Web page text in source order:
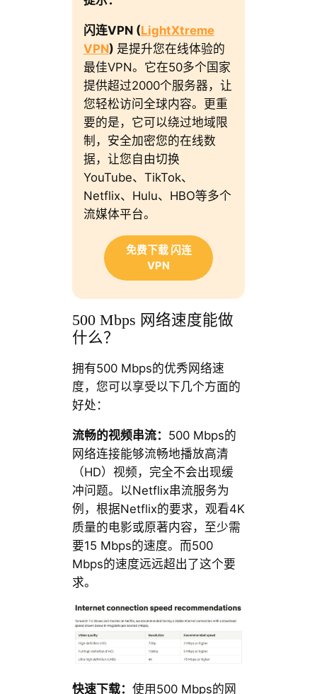
闪连VPN (LightXtreme
VPN) 是提升您在线体验的
最佳VPN。它在50多个国家
提供超过2000个服务器，让
您轻松访问全球内容。更重
要的是，它可以绕过地域限
制，安全加密您的在线数
据，让您自由切换
YouTube、TikTok、
Netflix、Hulu、HBO等多个
流媒体平台。
免费下载 闪连
VPN
500 Mbps 网络速度能做
什么？
拥有500 Mbps的优秀网络速
度，您可以享受以下几个方面的
好处：
流畅的视频串流： 500 Mbps的
网络连接能够流畅地播放高清
（HD）视频，完全不会出现缓
冲问题。以Netflix串流服务为
例，根据Netflix的要求，观看4K
质量的电影或原著内容，至少需
要15 Mbps的速度。而500
Mbps的速度远远超出了这个要
求。
快速下载： 使用500 Mbps的网